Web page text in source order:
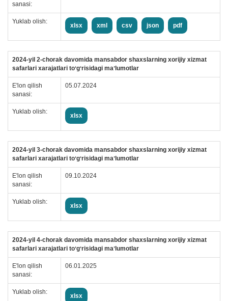
sanasi:
Yuklab olish:
xlsx xml csv json pdf
2024-yil 2-chorak davomida mansabdor shaxslarning xorijiy xizmat
safarlari xarajatlari toʻgʻrisidagi maʼlumotlar
E'lon qilish
sanasi:
05.07.2024
Yuklab olish:
xlsx
2024-yil 3-chorak davomida mansabdor shaxslarning xorijiy xizmat
safarlari xarajatlari toʻgʻrisidagi maʼlumotlar
E'lon qilish
sanasi:
09.10.2024
Yuklab olish:
xlsx
2024-yil 4-chorak davomida mansabdor shaxslarning xorijiy xizmat
safarlari xarajatlari toʻgʻrisidagi maʼlumotlar
E'lon qilish
sanasi:
06.01.2025
Yuklab olish:
xlsx